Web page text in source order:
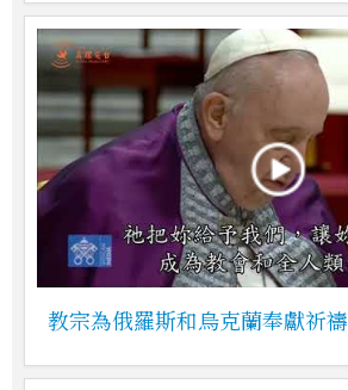
教宗為俄羅斯和烏克蘭奉獻祈